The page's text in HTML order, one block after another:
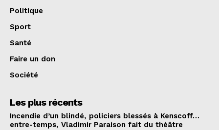
Politique
Sport
Santé
Faire un don
Société
Les plus récents
Incendie d’un blindé, policiers blessés à Kenscoff…
entre-temps, Vladimir Paraison fait du théâtre